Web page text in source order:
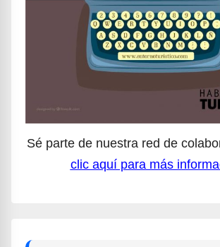
Sé parte de nuestra red de
clic aquí para más